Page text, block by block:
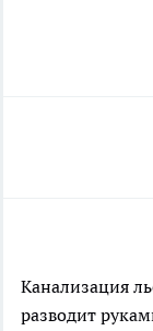
Канализация
разводит